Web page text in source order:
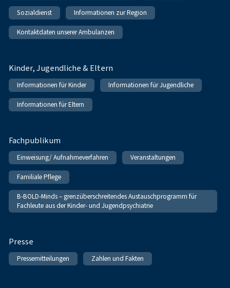
Sozialdienst Informationen zur Region
Kontaktdaten unserer Ambulanzen
Kinder, Jugendliche & Eltern
Informationen für Kinder Informationen für Jugendliche
Informationen für Eltern
Fachpublikum
Einweisung/ Aufnahmeverfahren Veranstaltungen
Familiale Pflege
B-BOLD-Minds – grenzüberschreitendes Austauschprogramm für
Fachleute aus der Kinder- und Jugendpsychiatrie
Presse
Pressemitteilungen Zahlen und Fakten